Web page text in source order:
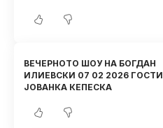
ВЕЧЕРНОТО ШОУ НА БОГДАН
ИЛИЕВСКИ 07 02 2026 ГОСТИ
ЈОВАНКА КЕПЕСКА